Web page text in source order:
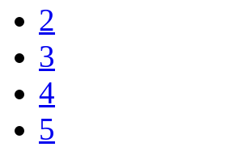
2
3
4
5